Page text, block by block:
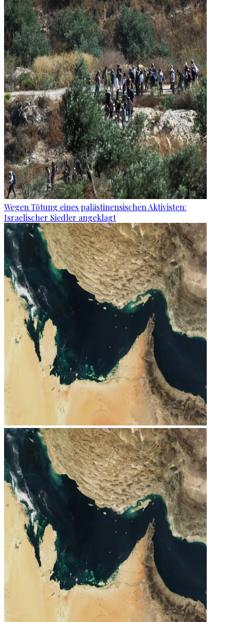
Wegen Tötung eines palästinensischen Aktivisten:
Israelischer Siedler angeklagt